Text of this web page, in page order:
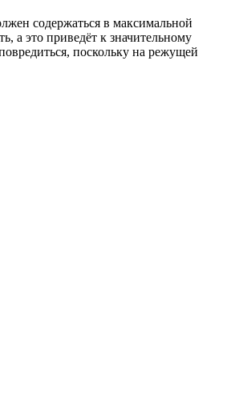
содержаться в максимальной
а это приведёт к значительному
поскольку на режущей